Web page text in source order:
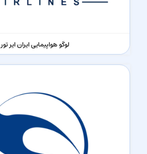
لوگو هواپیمایی ایران ایر تور